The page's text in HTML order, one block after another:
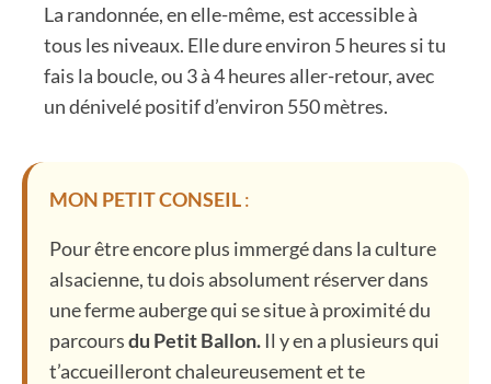
La randonnée, en elle-même, est accessible à
tous les niveaux. Elle dure environ 5 heures si tu
fais la boucle, ou 3 à 4 heures aller-retour, avec
un dénivelé positif d’environ 550 mètres.
MON PETIT CONSEIL:
Pour être encore plus immergé dans la culture
alsacienne, tu dois absolument réserver dans
une ferme auberge qui se situe à proximité du
parcoursdu Petit Ballon. Il y en a plusieurs qui
t’accueilleront chaleureusement et te